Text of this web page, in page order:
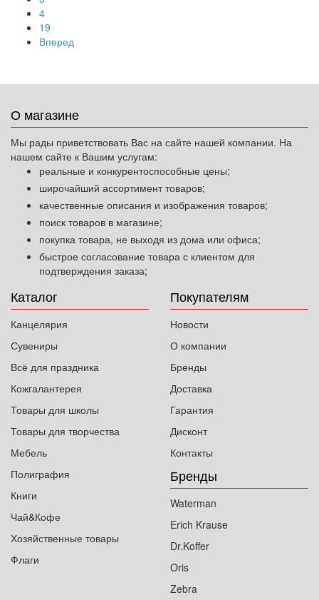
4
19
Вперед
О магазине
Мы рады приветствовать Вас на сайте нашей компании. На
нашем сайте к Вашим услугам:
реальные и конкурентоспособные цены;
широчайший ассортимент товаров;
качественные описания и изображения товаров;
поиск товаров в магазине;
покупка товара, не выходя из дома или офиса;
быстрое согласование товара с клиентом для
подтверждения заказа;
Каталог
Канцелярия
Сувениры
Всё для праздника
Кожгалантерея
Товары для школы
Товары для творчества
Мебель
Полиграфия
Книги
Чай&Кофе
Хозяйственные товары
Флаги
Покупателям
Новости
О компании
Бренды
Доставка
Гарантия
Дисконт
Контакты
Бренды
Waterman
Erich Krause
Dr.Koffer
Oris
Zebra